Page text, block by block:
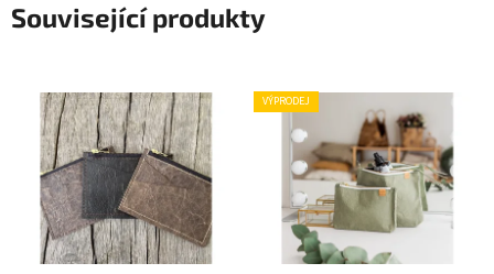
Související produkty
VÝPRODEJ